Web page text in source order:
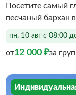
Посетите самый
песчаный бархан
пн, 10 авг с 08:00
от12 000 ₽за